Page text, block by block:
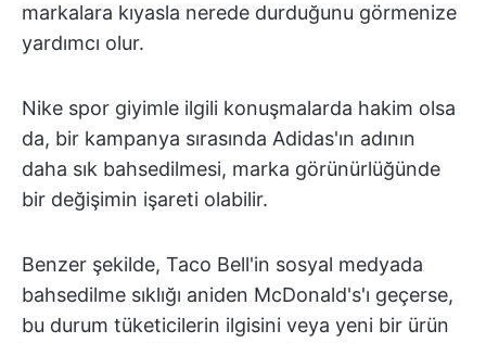
markalara kıyasla nerede durduğunu görmenize
yardımcı olur.
Nike spor giyimle ilgili konuşmalarda hakim olsa
da, bir kampanya sırasında Adidas'ın adının
daha sık bahsedilmesi, marka görünürlüğünde
bir değişimin işareti olabilir.
Benzer şekilde, Taco Bell'in sosyal medyada
bahsedilme sıklığı aniden McDonald's'ı geçerse,
bu durum tüketicilerin ilgisini veya yeni bir ürün